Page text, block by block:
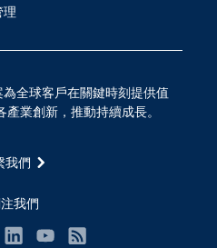
理
全球客戶在關鍵時刻提供值
業創新，推動持續成長。
我們
我們
SAS？
作機會
消息
轉型
計算